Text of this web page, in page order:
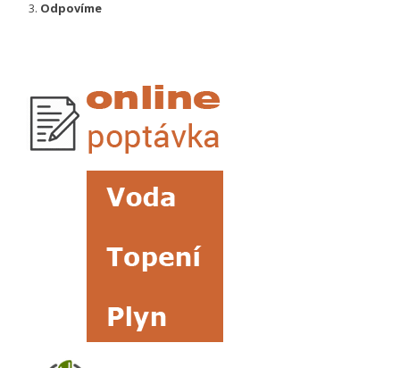
Odpovíme